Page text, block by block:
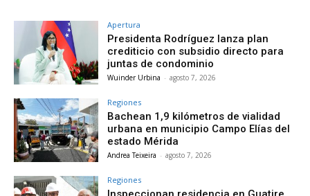
Apertura
Presidenta Rodríguez lanza plan
crediticio con subsidio directo para
juntas de condominio
Wuinder Urbina - agosto 7, 2026
Regiones
Bachean 1,9 kilómetros de vialidad
urbana en municipio Campo Elías del
estado Mérida
Andrea Teixeira - agosto 7, 2026
Regiones